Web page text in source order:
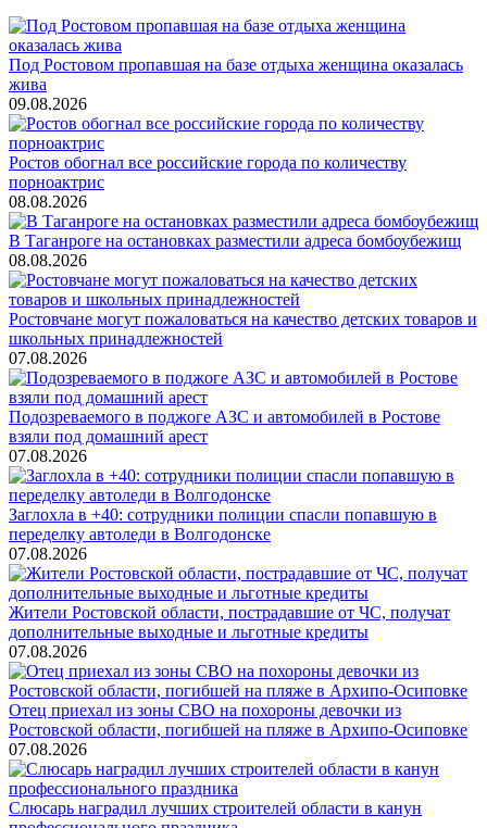
Под Ростовом пропавшая на базе отдыха женщина оказалась
жива
09.08.2026
Ростов обогнал все российские города по количеству
порноактрис
08.08.2026
В Таганроге на остановках разместили адреса бомбоубежищ
08.08.2026
Ростовчане могут пожаловаться на качество детских товаров и
школьных принадлежностей
07.08.2026
Подозреваемого в поджоге АЗС и автомобилей в Ростове
взяли под домашний арест
07.08.2026
Заглохла в +40: сотрудники полиции спасли попавшую в
переделку автоледи в Волгодонске
07.08.2026
Жители Ростовской области, пострадавшие от ЧС, получат
дополнительные выходные и льготные кредиты
07.08.2026
Отец приехал из зоны СВО на похороны девочки из
Ростовской области, погибшей на пляже в Архипо-Осиповке
07.08.2026
Слюсарь наградил лучших строителей области в канун